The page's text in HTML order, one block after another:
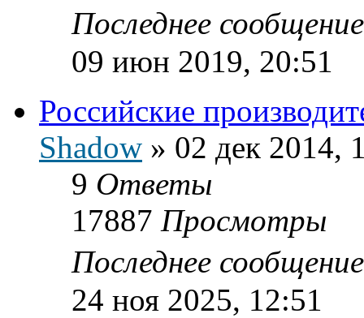
Последнее
09 июн 2019, 20:51
Российские
Shadow » 02 дек 2014,
9 Ответы
17887 Просмотры
Последнее
24 ноя 2025, 12:51